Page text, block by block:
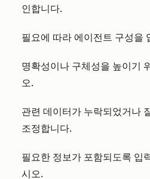
인합니다.
필요에 따라 에이전트 구성을
명확성이나 구체성을 높이기
오.
관련 데이터가 누락되었거나
조정합니다.
필요한 정보가 포함되도록 입
시오.